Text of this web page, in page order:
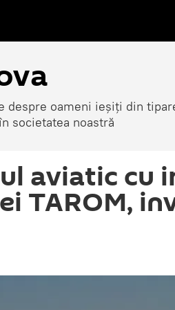
despre oameni ieșiți din
societatea noastră
aviatic cu
TAROM,